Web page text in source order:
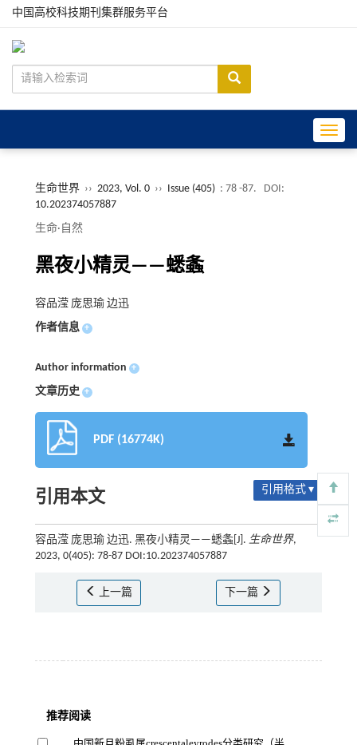
中国高校科技期刊集群服务平台
生命世界 ›› 2023, Vol. 0 ›› Issue (405) : 78 -87.
DOI:
10.202374057887
生命·自然
黑夜小精灵——蟋螽
容品滢 庞思瑜 边迅
作者信息 +
Author information +
文章历史 +
PDF (16774K)
引用本文 引用格式 ▾
容品滢 庞思瑜 边迅. 黑夜小精灵——蟋螽[J]. 生命世界,
2023, 0(405): 78-87 DOI:10.202374057887
上一篇 下一篇